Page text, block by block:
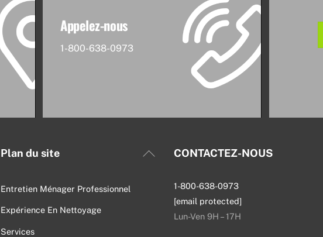
Appelez-nous
1-800-638-0973
Back
Plan du site
Entretien Ménager Professionnel
Expérience En Nettoyage
Services
CONTACTEZ-NOUS
1-800-638-0973
[email protected]
Lun-Ven 9H – 17H